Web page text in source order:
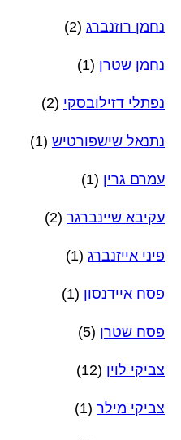
נחמן רוזנברג (2)
נחמן שטרן (1)
נפתלי דזילובסקי (2)
נתנאל שישפורטיש (1)
עמרם גרין (1)
עקיבא שיינברגר (2)
פיני אייזנברג (1)
פסח איידנסון (1)
פסח שטרן (5)
צביקי לוין (12)
צביקי מילר (1)